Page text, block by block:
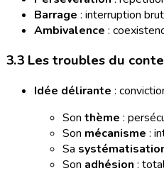
Barrage : interruption
Ambivalence :
3.3 Les troubles du
Idée délirante :
Son thème :
Son mécanisme :
Sa
Son adhésion :